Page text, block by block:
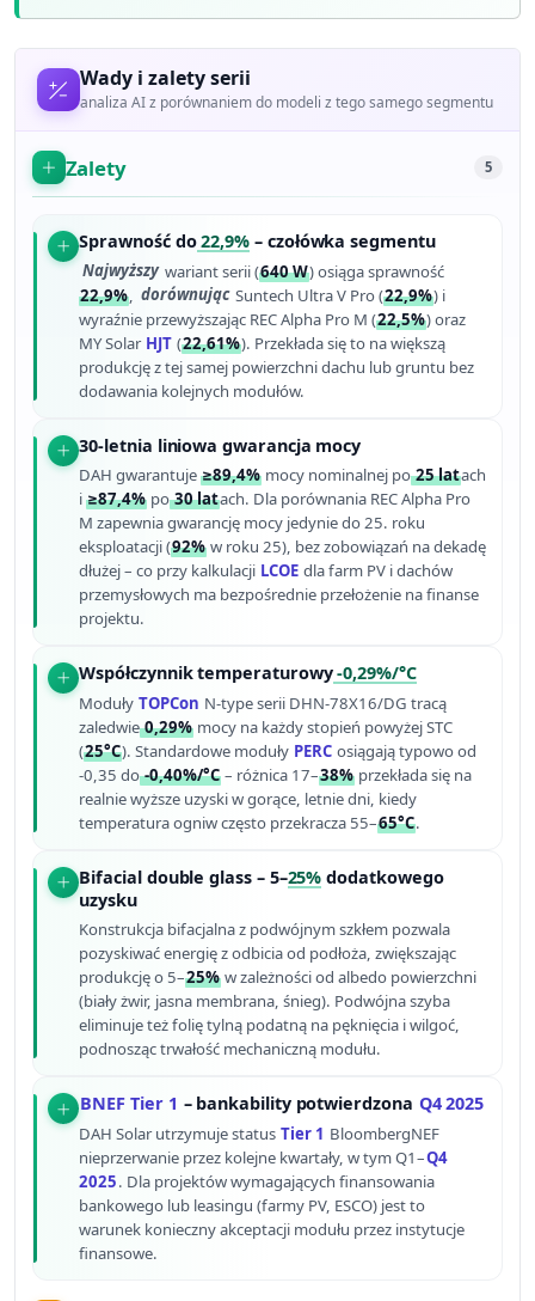
Wady i zalety serii
analiza AI z porównaniem do modeli z tego samego segmentu
Zalety 5
Sprawność do22,9% – czołówka segmentu
Najwyższy wariant serii (640 W) osiąga sprawność
22,9%, dorównując Suntech Ultra V Pro (22,9%) i
wyraźnie przewyższając REC Alpha Pro M (22,5%) oraz
MY Solar HJT (22,61%). Przekłada się to na większą
produkcję z tej samej powierzchni dachu lub gruntu bez
dodawania kolejnych modułów.
30-letnia liniowa gwarancja mocy
DAH gwarantuje≥89,4% mocy nominalnej po25 latach
i≥87,4% po30 latach. Dla porównania REC Alpha Pro
M zapewnia gwarancję mocy jedynie do 25. roku
eksploatacji (92% w roku 25), bez zobowiązań na dekadę
dłużej – co przy kalkulacji LCOE dla farm PV i dachów
przemysłowych ma bezpośrednie przełożenie na finanse
projektu.
Współczynnik temperaturowy-0,29%/°C
Moduły TOPCon N-type serii DHN-78X16/DG tracą
zaledwie0,29% mocy na każdy stopień powyżej STC
(25°C). Standardowe moduły PERC osiągają typowo od
-0,35 do-0,40%/°C – różnica 17–38% przekłada się na
realnie wyższe uzyski w gorące, letnie dni, kiedy
temperatura ogniw często przekracza 55–65°C.
Bifacial double glass – 5–25% dodatkowego
uzysku
Konstrukcja bifacjalna z podwójnym szkłem pozwala
pozyskiwać energię z odbicia od podłoża, zwiększając
produkcję o 5–25% w zależności od albedo powierzchni
(biały żwir, jasna membrana, śnieg). Podwójna szyba
eliminuje też folię tylną podatną na pęknięcia i wilgoć,
podnosząc trwałość mechaniczną modułu.
BNEF Tier 1 – bankability potwierdzona Q4 2025
DAH Solar utrzymuje status Tier 1 BloombergNEF
nieprzerwanie przez kolejne kwartały, w tym Q1–Q4
2025. Dla projektów wymagających finansowania
bankowego lub leasingu (farmy PV, ESCO) jest to
warunek konieczny akceptacji modułu przez instytucje
finansowe.